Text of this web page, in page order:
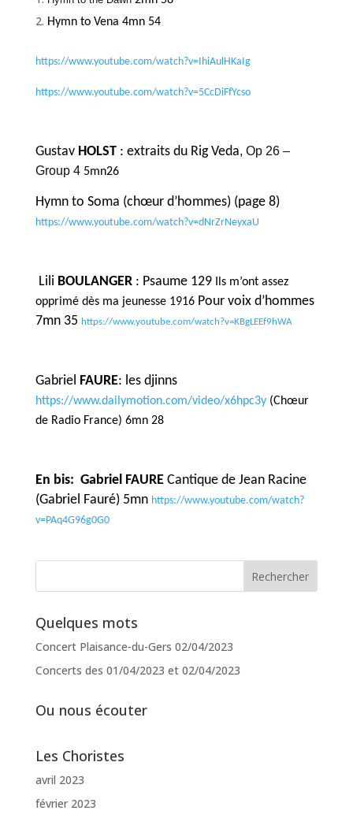
Hymn to Vena 4mn 54
https://www.youtube.com/watch?v=IhiAulHKaIg
https://www.youtube.com/watch?v=5CcDiFfYcso
Gustav HOLST: extraits du Rig Veda, Op 26 –
Group 4 5mn26
Hymn to Soma (chœur d’hommes) (page 8)
https://www.youtube.com/watch?v=dNrZrNeyxaU
Lili BOULANGER: Psaume 129
Ils m’ont assez
opprimé dès ma jeunesse 1916 Pour voix d’hommes
7mn 35 https://www.youtube.com/watch?v=KBgLEEf9hWA
Gabriel FAURE: les djinns
https://www.dailymotion.com/video/x6hpc3y(Chœur
de Radio France) 6mn 28
En bis: Gabriel FAURE Cantique de Jean Racine
(Gabriel Fauré) 5mn https://www.youtube.com/watch?
v=PAq4G96g0G0
Quelques mots
Concert Plaisance-du-Gers 02/04/2023
Concerts des 01/04/2023 et 02/04/2023
Ou nous écouter
Les Choristes
avril 2023
février 2023